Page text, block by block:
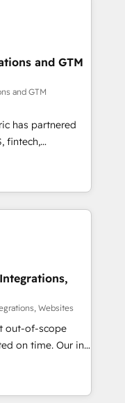
no two
your
solutions that
We believe in
great
and we’re
a
can focus on
and
and GTM
and GTM
has partnered
fintech,
With
deliver scalable
challenges.
efficiency. 🔹
your tech stack
We are
compliance. At
focus on the
Websites
out-of-scope
time. Our in-
experts,
handles all